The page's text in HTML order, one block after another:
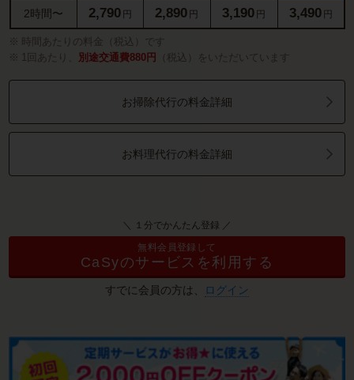
2時間〜 2,790 円 2,890 円 3,190 円 3,490 円
時間あたりの料金（税込）です
1回あたり、
別途交通費880円 （税込）をいただいています
お掃除代行の料金詳細
お料理代行の料金詳細
＼ １分でかんたん登録 ／
無料会員登録して
CaSyのサービスを利用する
すでに会員の方は、 ログイン